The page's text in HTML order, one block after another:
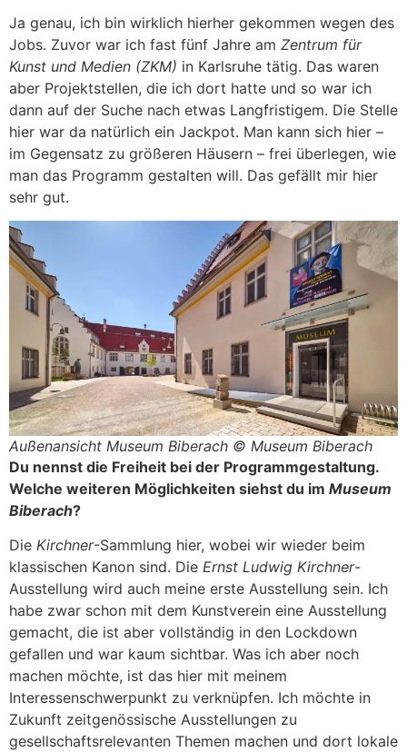
Ja genau, ich bin wirklich hierher gekommen wegen des
Jobs. Zuvor war ich fast fünf Jahre am Zentrum für
Kunst und Medien (ZKM) in Karlsruhe tätig. Das waren
aber Projektstellen, die ich dort hatte und so war ich
dann auf der Suche nach etwas Langfristigem. Die Stelle
hier war da natürlich ein Jackpot. Man kann sich hier –
im Gegensatz zu größeren Häusern – frei überlegen, wie
man das Programm gestalten will. Das gefällt mir hier
sehr gut.
Außenansicht Museum Biberach © Museum Biberach
Du nennst die Freiheit bei der Programmgestaltung.
Welche weiteren Möglichkeiten siehst du im Museum
Biberach?
Die Kirchner-Sammlung hier, wobei wir wieder beim
klassischen Kanon sind. Die Ernst Ludwig Kirchner-
Ausstellung wird auch meine erste Ausstellung sein. Ich
habe zwar schon mit dem Kunstverein eine Ausstellung
gemacht, die ist aber vollständig in den Lockdown
gefallen und war kaum sichtbar. Was ich aber noch
machen möchte, ist das hier mit meinem
Interessenschwerpunkt zu verknüpfen. Ich möchte in
Zukunft zeitgenössische Ausstellungen zu
gesellschaftsrelevanten Themen machen und dort lokale